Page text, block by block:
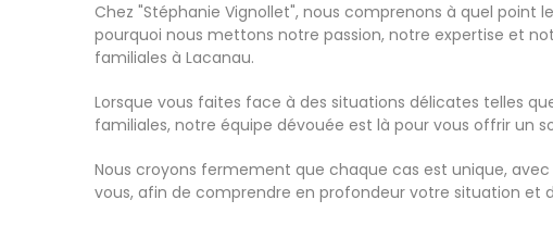
Chez "Stéphanie Vignollet", nous comprenons à quel
pourquoi nous mettons notre passion, notre expertise et
familiales à Lacanau.
Lorsque vous faites face à des situations délicates telles
familiales, notre équipe dévouée est là pour vous offrir un
Nous croyons fermement que chaque cas est unique,
vous, afin de comprendre en profondeur votre situation et